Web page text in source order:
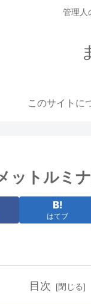
管理人
このサイトに
ットルミ
はてブ
目次